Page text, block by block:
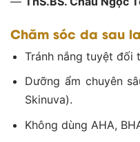
Chăm sóc da sau
Tránh nắng tuyệt đối
Dưỡng ẩm chuyên
Skinuva).
Không dùng AHA,